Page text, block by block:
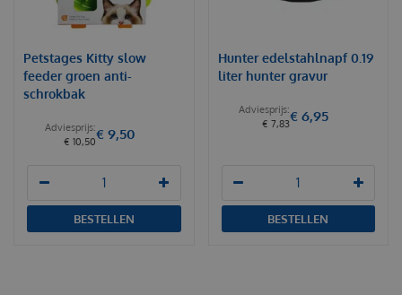
Petstages Kitty slow
feeder groen anti-
schrokbak
€ 10,50€ 9,50
BESTELLEN
Hunter edelstahlnapf 0.19
liter hunter gravur
€ 7,83€ 6,95
BESTELLEN